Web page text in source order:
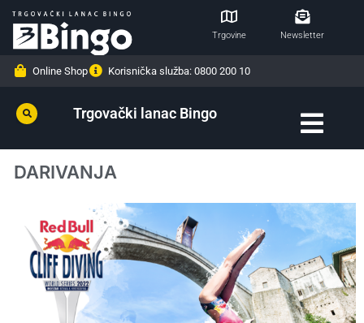
Trgovine Newsletter
Online Shop Korisnička služba: 0800 200 10
Trgovački lanac Bingo
DARIVANJA